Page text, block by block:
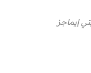
إيماجز